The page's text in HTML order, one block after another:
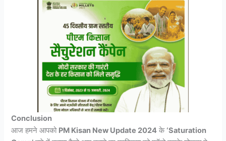
Conclusion
आज हमने आपको PM Kisan New Update 2024 के ‘Saturation